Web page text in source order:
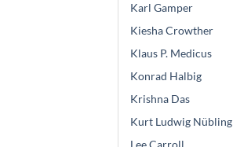
Karl Gamper
Kiesha Crowther
Klaus P. Medicus
Konrad Halbig
Krishna Das
Kurt Ludwig Nübling